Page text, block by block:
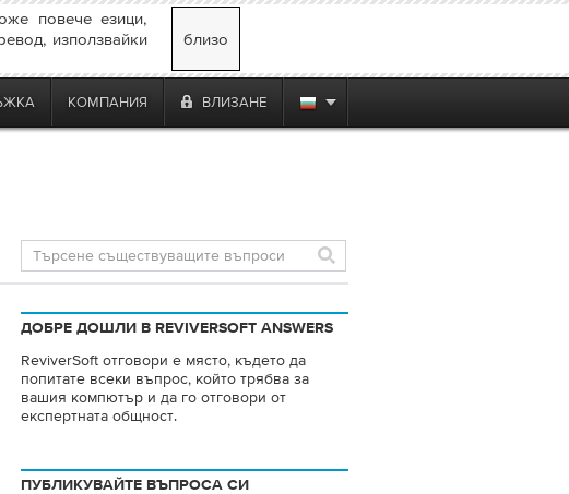
повече езици,
използвайки
близо
КОМПАНИЯ ВЛИЗАНЕ
ДОБРЕ ДОШЛИ В REVIVERSOFT ANSWERS
ReviverSoft отговори е място, където да
попитате всеки въпрос, който трябва за
вашия компютър и да го отговори от
експертната общност.
ПУБЛИКУВАЙТЕ ВЪПРОСА СИ